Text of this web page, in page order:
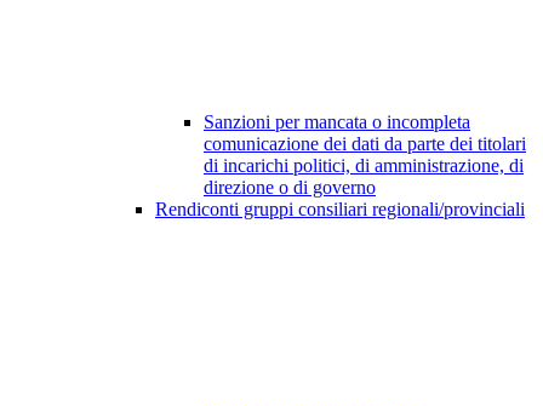
Sanzioni per mancata o incompleta
comunicazione dei dati da parte dei titolari
di incarichi politici, di amministrazione, di
direzione o di governo
Rendiconti gruppi consiliari regionali/provinciali